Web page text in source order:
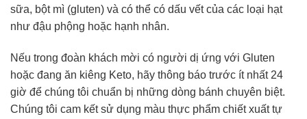
sữa, bột mì (gluten) và có thể có dấu vết của các loại hạt
như đậu phộng hoặc hạnh nhân.
Nếu trong đoàn khách mời có người dị ứng với Gluten
hoặc đang ăn kiêng Keto, hãy thông báo trước ít nhất 24
giờ để chúng tôi chuẩn bị những dòng bánh chuyên biệt.
Chúng tôi cam kết sử dụng màu thực phẩm chiết xuất tự